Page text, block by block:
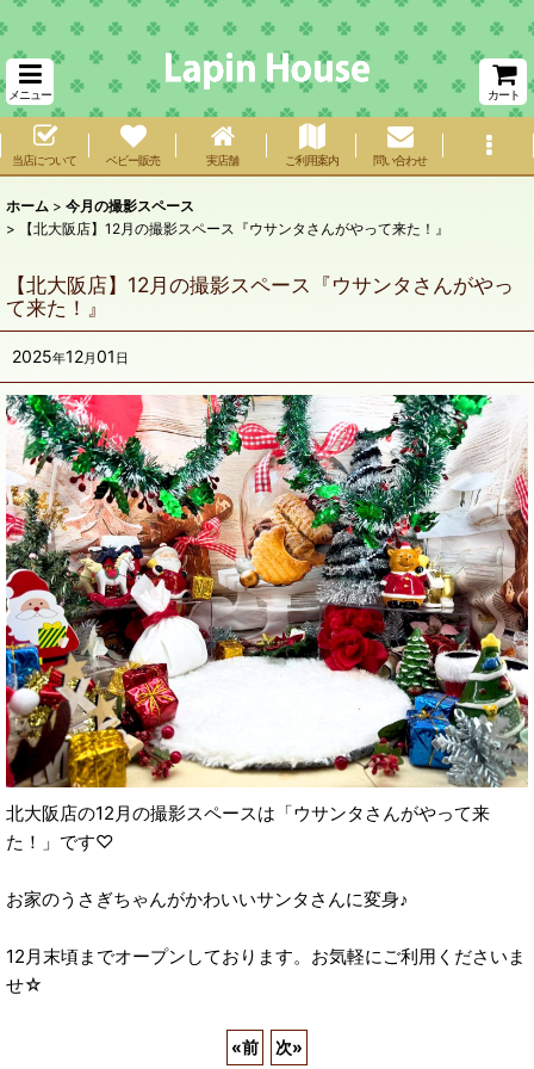
メニュー カート
当店について ベビー販売 実店舗 ご利用案内 問い合わせ
ホーム > 今月の撮影スペース
>
【北大阪店】12月の撮影スペース『ウサンタさんがやって来た！』
【北大阪店】12月の撮影スペース『ウサンタさんがやっ
て来た！』
2025年12月01 日
北大阪店の12月の撮影スペースは「ウサンタさんがやって来
た！」です♡
お家のうさぎちゃんがかわいいサンタさんに変身♪
12月末頃までオープンしております。お気軽にご利用くださいま
せ☆
«前 次»